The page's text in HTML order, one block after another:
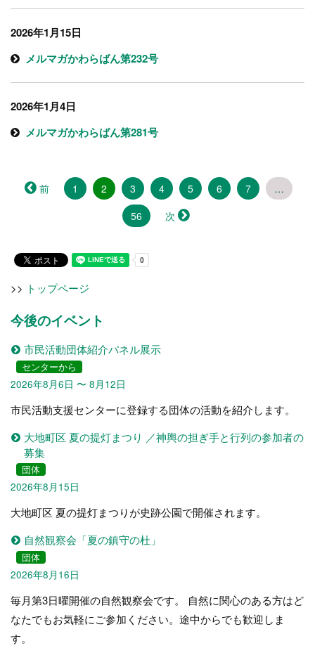
2026年1月15日
メルマガかわらばん第232号
2026年1月4日
メルマガかわらばん第281号
前 1 2 （こ
の
3 4 5 6 7
…
56
次
>> トップページ
今後のイベント
市民活動団体紹介パネル展示
センターから
2026年8月6日 〜 8月12日
市民活動支援センターに登録する団体の活動を紹介します。
大地町区 夏の提灯まつり ／神輿の担ぎ手と行列の参加者の
募集
団体
2026年8月15日
大地町区 夏の提灯まつりが史跡公園で開催されます。
自然観察会「夏の鎮守の杜」
団体
2026年8月16日
毎月第3日曜開催の自然観察会です。 自然に関心のある方はど
なたでもお気軽にご参加ください。途中からでも歓迎しま
す。